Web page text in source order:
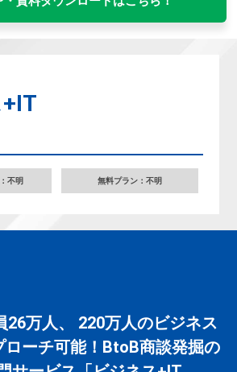
不明 無料プラン：不明
26万人、 220万人のビジネス
ローチ可能！BtoB商談発掘の